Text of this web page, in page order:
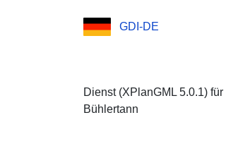
GDI-DE
Dienst (XPlanGML 5.0.1)
Bühlertann